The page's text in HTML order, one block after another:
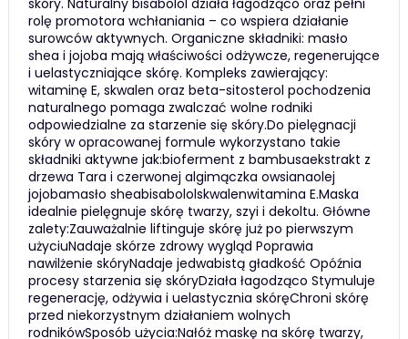
skóry. Naturalny bisabolol działa łagodząco oraz pełni
rolę promotora wchłaniania – co wspiera działanie
surowców aktywnych. Organiczne składniki: masło
shea i jojoba mają właściwości odżywcze, regenerujące
i uelastyczniające skórę. Kompleks zawierający:
witaminę E, skwalen oraz beta-sitosterol pochodzenia
naturalnego pomaga zwalczać wolne rodniki
odpowiedzialne za starzenie się skóry.Do pielęgnacji
skóry w opracowanej formule wykorzystano takie
składniki aktywne jak:bioferment z bambusaekstrakt z
drzewa Tara i czerwonej algimączka owsianaolej
jojobamasło sheabisabololskwalenwitamina E.Maska
idealnie pielęgnuje skórę twarzy, szyi i dekoltu. Główne
zalety:Zauważalnie liftinguje skórę już po pierwszym
użyciuNadaje skórze zdrowy wygląd Poprawia
nawilżenie skóryNadaje jedwabistą gładkość Opóźnia
procesy starzenia się skóryDziała łagodząco Stymuluje
regenerację, odżywia i uelastycznia skóręChroni skórę
przed niekorzystnym działaniem wolnych
rodnikówSposób użycia:Nałóż maskę na skórę twarzy,